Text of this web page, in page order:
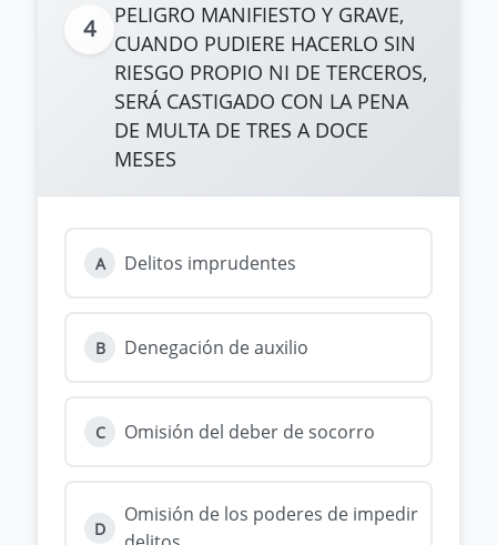
4
PELIGRO MANIFIESTO Y GRAVE,
CUANDO PUDIERE HACERLO SIN
RIESGO PROPIO NI DE TERCEROS,
SERÁ CASTIGADO CON LA PENA
DE MULTA DE TRES A DOCE
MESES
A Delitos imprudentes
B Denegación de auxilio
C Omisión del deber de socorro
D
Omisión de los poderes de impedir